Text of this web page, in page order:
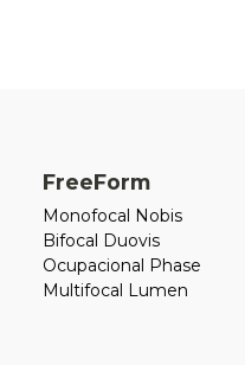
FreeForm
Monofocal Nobis
Bifocal Duovis
Ocupacional Phase
Multifocal Lumen